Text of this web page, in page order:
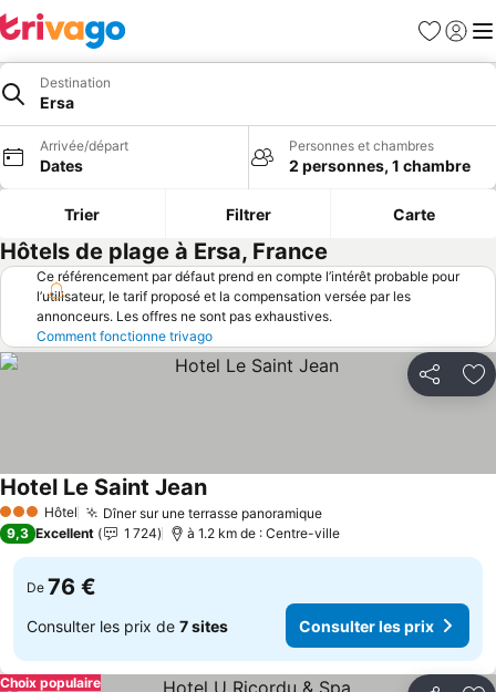
Favoris
Se
Destination
Ersa
Arrivée/départ
Dates
Personnes et chambres
2 personnes, 1 chambre
Trier Filtrer Carte
Hôtels de plage à Ersa, France
Ce référencement par défaut prend en compte l’intérêt probable pour
l’utilisateur, le tarif proposé et la compensation versée par les
annonceurs. Les offres ne sont pas exhaustives.
Comment fonctionne trivago
Partager
3 ÉtoilesHôtel Dîner sur une terrasse panoramique
Hotel Le Saint Jean
9,3 Excellent 1 724 à 1.2 km de : Centre-ville
De 76 €
Consulter les prix de 7 sites Consulter les prix
Choix populaire